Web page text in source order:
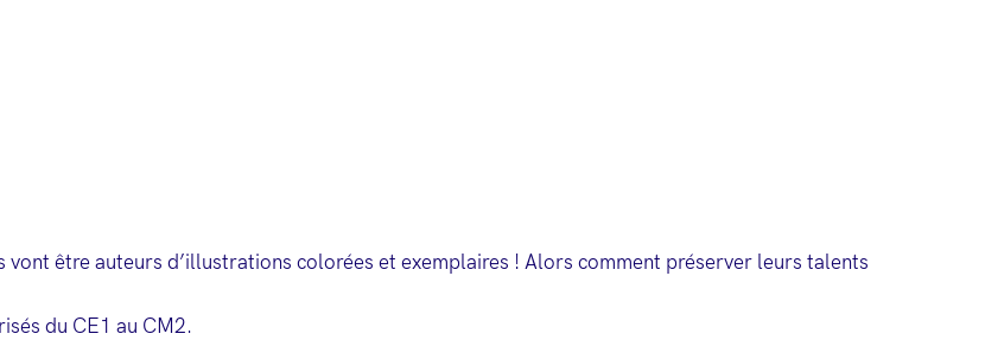
être auteurs d’illustrations colorées et exemplaires ! Alors comment préserver leurs talents
du CE1 au CM2.